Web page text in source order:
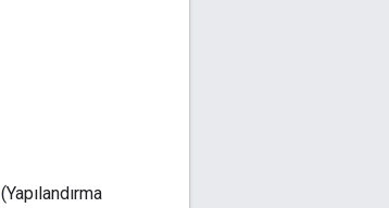
(Yapılandırma